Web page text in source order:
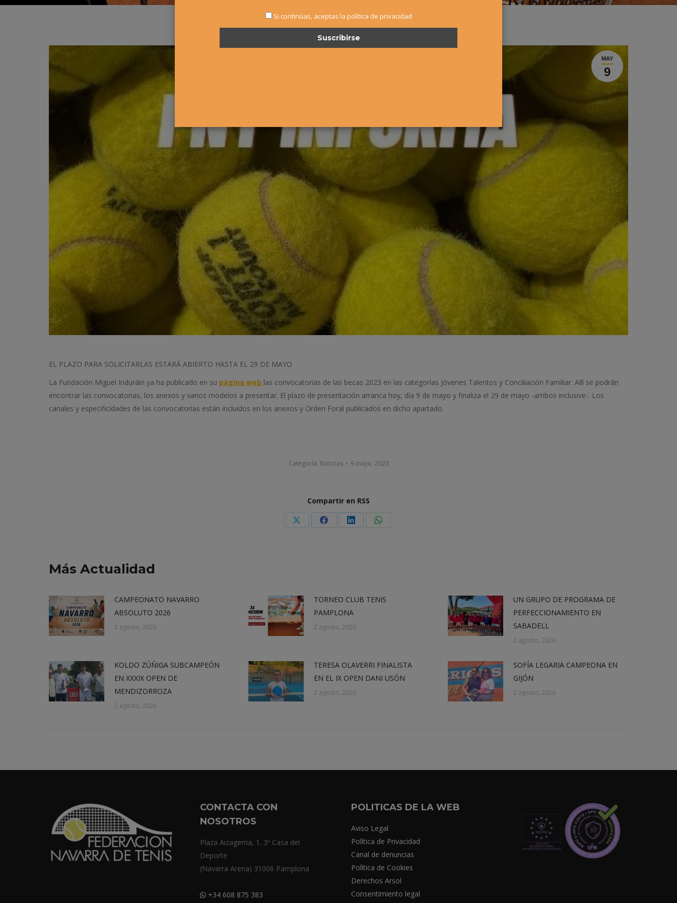
MAY
9
EL PLAZO PARA SOLICITARLAS ESTARÁ ABIERTO HASTA EL 29 DE MAYO
La Fundación Miguel Induráin ya ha publicado en su página web las convocatorias de las becas 2023 en las categorías Jóvenes Talentos y Conciliación Familiar. Allí se podrán
encontrar las convocatorias, los anexos y varios modelos a presentar. El plazo de presentación arranca hoy, día 9 de mayo y finaliza el 29 de mayo -ambos inclusive-. Los
canales y especificidades de las convocatorias están incluidos en los anexos y Orden Foral publicados en dicho apartado.
Categoría: Noticias 9 mayo, 2023
Compartir en RSS
Share Share Share Share
Más Actualidad
CAMPEONATO NAVARRO
ABSOLUTO 2026
2 agosto, 2026
TORNEO CLUB TENIS
PAMPLONA
2 agosto, 2026
UN GRUPO DE PROGRAMA DE
PERFECCIONAMIENTO EN
SABADELL
2 agosto, 2026
KOLDO ZÚÑIGA SUBCAMPEÓN
EN XXXIX OPEN DE
MENDIZORROZA
2 agosto, 2026
TERESA OLAVERRI FINALISTA
EN EL IX OPEN DANI USÓN
2 agosto, 2026
SOFÍA LEGARIA CAMPEONA EN
GIJÓN
2 agosto, 2026
CONTACTA CON
NOSOTROS
Plaza Aizagerria, 1. 3º Casa del
Deporte
(Navarra Arena) 31006 Pamplona
+34 608 875 383
POLITICAS DE LA WEB
Aviso Legal
Política de Privacidad
Canal de denuncias
Política de Cookies
Derechos Arsol
Consentimiento legal
Si continúas, aceptas la política de privacidad